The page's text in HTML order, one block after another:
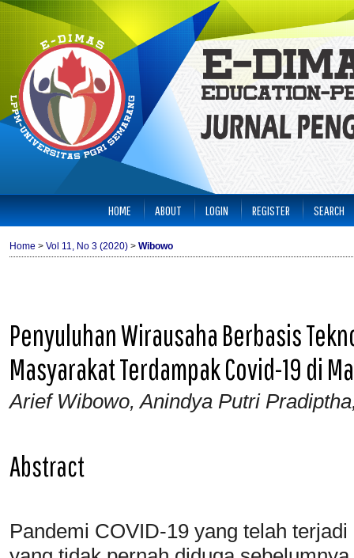
HOME ABOUT LOGIN REGISTER SEARCH
Home > Vol 11, No 3 (2020) > Wibowo
Penyuluhan Wirausaha Berbasis
Masyarakat Terdampak Covid-19 di
Arief Wibowo, Anindya Putri
Abstract
Pandemi COVID-19 yang telah